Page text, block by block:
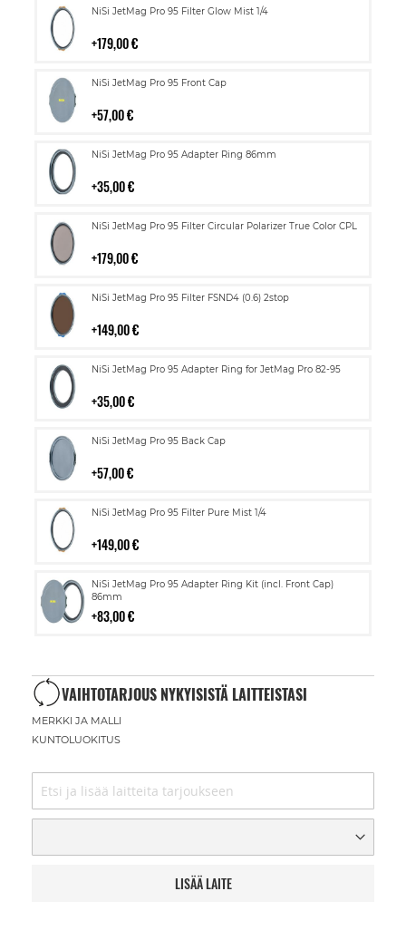
NiSi JetMag Pro 95 Filter Glow Mist 1/4
179,00 €
Lisää
NiSi JetMag Pro 95 Front Cap
57,00 €
Lisää
NiSi JetMag Pro 95 Adapter Ring 86mm
35,00 €
Lisää
NiSi JetMag Pro 95 Filter Circular Polarizer True Color CPL
179,00 €
Lisää
NiSi JetMag Pro 95 Filter FSND4 (0.6) 2stop
149,00 €
Lisää
NiSi JetMag Pro 95 Adapter Ring for JetMag Pro 82-95
35,00 €
Lisää
NiSi JetMag Pro 95 Back Cap
57,00 €
Lisää
NiSi JetMag Pro 95 Filter Pure Mist 1/4
149,00 €
Lisää
NiSi JetMag Pro 95 Adapter Ring Kit (incl. Front Cap)
86mm
83,00 €
Lisää
ostoskoriin
VAIHTOTARJOUS NYKYISISTÄ LAITTEISTASI
MERKKI JA MALLI
KUNTOLUOKITUS
LISÄÄ LAITE